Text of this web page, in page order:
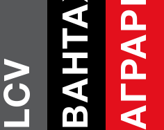
LCV АГРАРНІ